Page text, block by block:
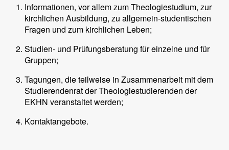
Informationen, vor allem zum Theologiestudium, zur
kirchlichen Ausbildung, zu allgemein-studentischen
Fragen und zum kirchlichen Leben;
Studien- und Prüfungsberatung für einzelne und für
Gruppen;
Tagungen, die teilweise in Zusammenarbeit mit dem
Studierendenrat der Theologiestudierenden der
EKHN veranstaltet werden;
Kontaktangebote.